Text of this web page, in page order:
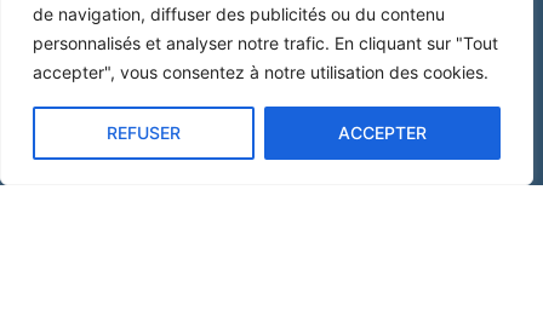
de navigation, diffuser des publicités ou du contenu
personnalisés et analyser notre trafic. En cliquant sur "Tout
accepter", vous consentez à notre utilisation des cookies.
REFUSER ACCEPTER